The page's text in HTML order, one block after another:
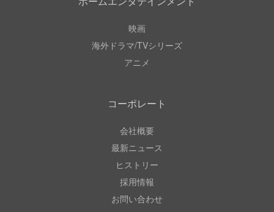
映画
海外ドラマ/TVシリーズ
アニメ
コーポレート
会社概要
最新ニュース
ヒストリー
採用情報
お問い合わせ